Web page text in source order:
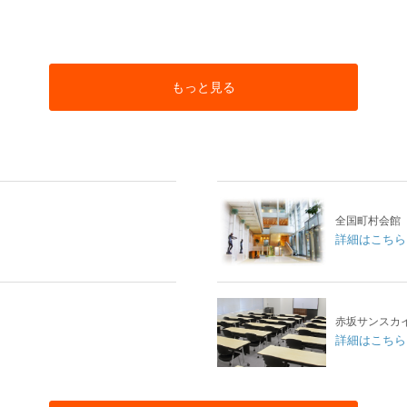
もっと見る
全国町村会館
詳細はこちら
赤坂サンスカ
詳細はこちら